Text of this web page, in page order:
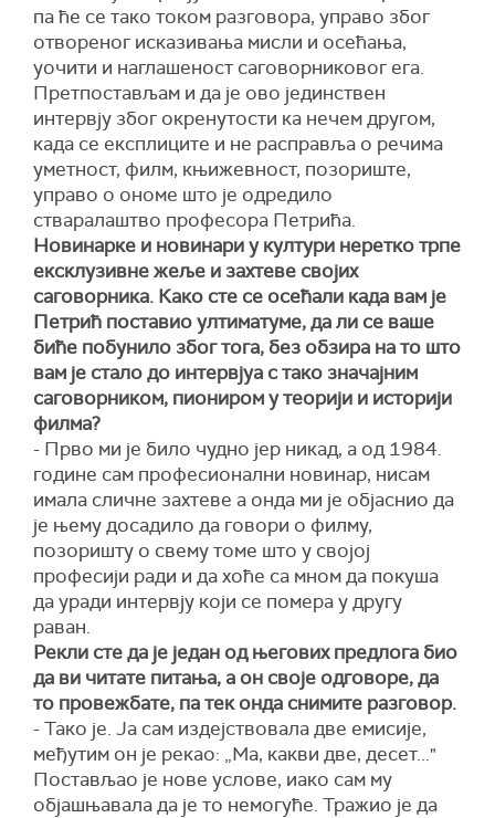
па ће се тако током разговора, управо због
отвореног исказивања мисли и осећања,
уочити и наглашеност саговорниковог ега.
Претпостављам и да је ово јединствен
интервју због окренутости ка нечем другом,
када се експлиците и не расправља о речима
уметност, филм, књижевност, позориште,
управо о ономе што је одредило
стваралаштво професора Петрића.
Новинарке и новинари у култури неретко трпе
ексклузивне жеље и захтеве својих
саговорника. Како сте се осећали када вам је
Петрић поставио ултиматуме, да ли се ваше
биће побунило због тога, без обзира на то што
вам је стало до интервјуа с тако значајним
саговорником, пиониром у теорији и историји
филма?
- Прво ми је било чудно јер никад, а од 1984.
године сам професионални новинар, нисам
имала сличне захтеве а онда ми је објаснио да
је њему досадило да говори о филму,
позоришту о свему томе што у својој
професији ради и да хоће са мном да покуша
да уради интервју који се помера у другу
раван.
Рекли сте да је један од његових предлога био
да ви читате питања, а он своје одговоре, да
то провежбате, па тек онда снимите разговор.
- Тако је. Ја сам издејствовала две емисије,
међутим он је рекао: „Ма, какви две, десет..."
Постављао је нове услове, иако сам му
објашњавала да је то немогуће. Тражио је да